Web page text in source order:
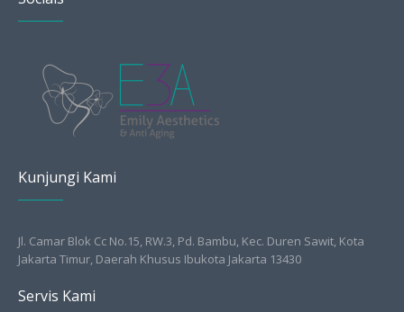
Kunjungi Kami
Jl. Camar Blok Cc No.15, RW.3, Pd. Bambu, Kec. Duren Sawit, Kota
Jakarta Timur, Daerah Khusus Ibukota Jakarta 13430
Servis Kami